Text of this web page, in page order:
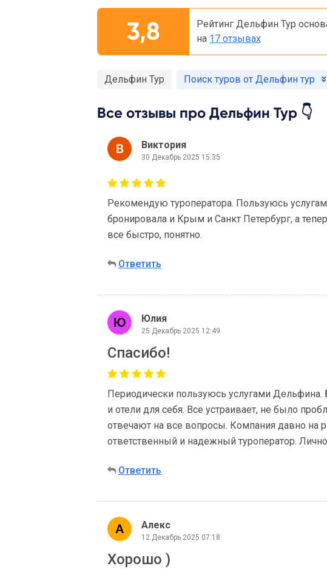
3,8
Рейтинг Дельфин Тур
на 17 отзывах
Дельфин Тур Поиск туров от Дельфин тур
Все отзывы про Дельфин Тур 👇
Виктория
30 Декабрь 2025 15:35
Рекомендую туроператора. Пользуюсь
бронировала и Крым и Санкт Петербург, а
все быстро, понятно.
Ответить
Юлия
25 Декабрь 2025 12:49
Спасибо!
Периодически пользуюсь услугами
и отели для себя. Все устраивает, не было
отвечают на все вопросы. Компания давно на
ответственный и надежный туроператор.
Ответить
Алекс
12 Декабрь 2025 07:18
Хорошо )